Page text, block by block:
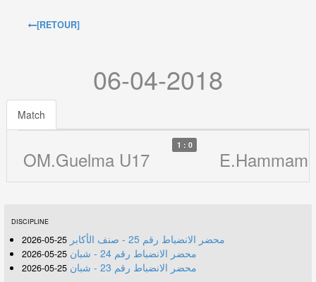
[RETOUR]
06-04-2018
Match
OM.Guelma U17
1 : 0
E.Hammam
DISCIPLINE
محضر الانضباط رقم 25 - صنف الأكابر 25-05-2026
محضر الانضباط رقم 24 - شبان 25-05-2026
محضر الانضباط رقم 23 - شبان 25-05-2026